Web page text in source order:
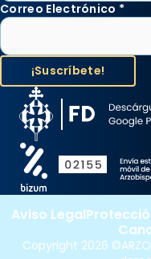
Correo Electrónico *
Copyright 2026
Aviso Legal